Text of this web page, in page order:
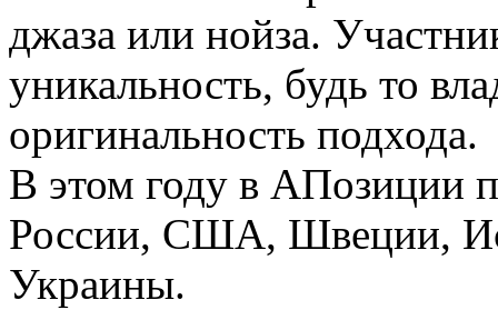
джаза или нойза.
уникальность, будь то
оригинальность подхода.
В этом году в АПозиции
России, США, Швеции,
Украины.